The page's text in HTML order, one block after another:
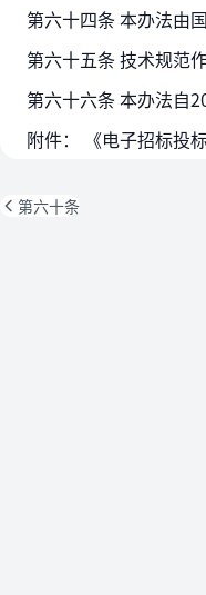
第六十六条 本办法自
第六十条